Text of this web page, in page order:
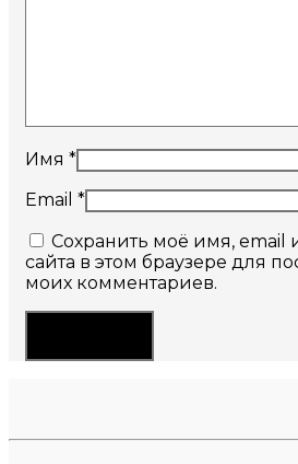
Имя *
Email *
Сохранить моё имя, email
сайта в этом браузере для
моих комментариев.